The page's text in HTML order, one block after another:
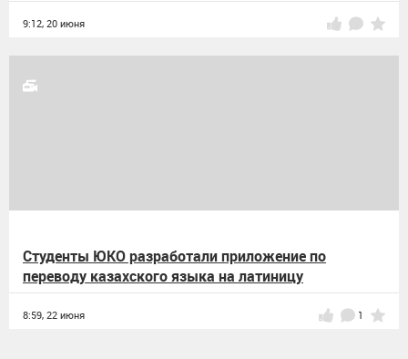
9:12, 20 июня
Студенты ЮКО разработали приложение по
переводу казахского языка на латиницу
8:59, 22 июня 1